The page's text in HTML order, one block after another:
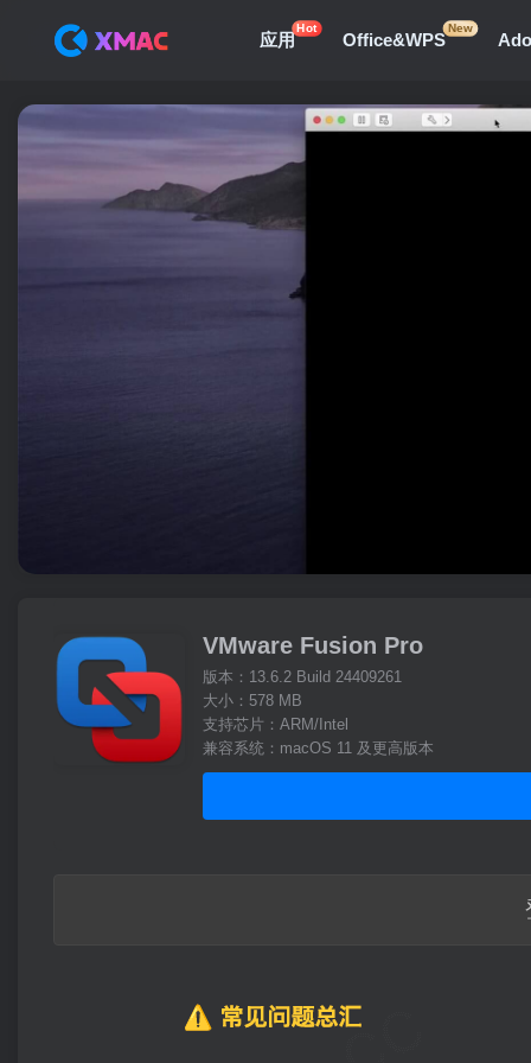
应用
Hot
Office&WPS
New
VMware Fusion Pro
版本：13.6.2 Build 24409261
大小：578 MB
支持芯片：ARM/Intel
兼容系统：macOS 11 及更高版本